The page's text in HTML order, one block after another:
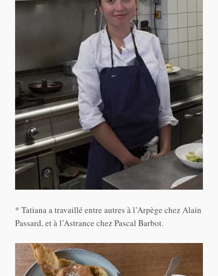
* Tatiana a travaillé entre autres à l’Arpège chez Alain
Passard, et à l’Astrance chez Pascal Barbot.